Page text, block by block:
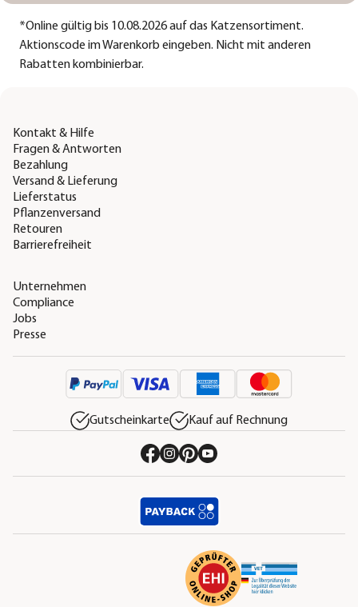
*Online gültig bis 10.08.2026 auf das Katzensortiment.
Aktionscode im Warenkorb eingeben. Nicht mit anderen
Rabatten kombinierbar.
Kontakt & Hilfe
Fragen & Antworten
Bezahlung
Versand & Lieferung
Lieferstatus
Pflanzenversand
Retouren
Barrierefreiheit
Unternehmen
Compliance
Jobs
Presse
Gutscheinkarte Kauf auf Rechnung